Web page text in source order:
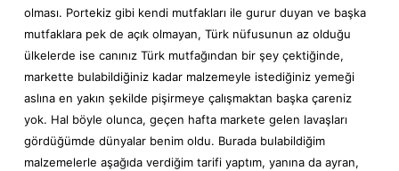
olması. Portekiz gibi kendi mutfakları ile gurur duyan ve başka
mutfaklara pek de açık olmayan, Türk nüfusunun az olduğu
ülkelerde ise canınız Türk mutfağından bir şey çektiğinde,
markette bulabildiğiniz kadar malzemeyle istediğiniz yemeği
aslına en yakın şekilde pişirmeye çalışmaktan başka çareniz
yok. Hal böyle olunca, geçen hafta markete gelen lavaşları
gördüğümde dünyalar benim oldu. Burada bulabildiğim
malzemelerle aşağıda verdiğim tarifi yaptım, yanına da ayran,